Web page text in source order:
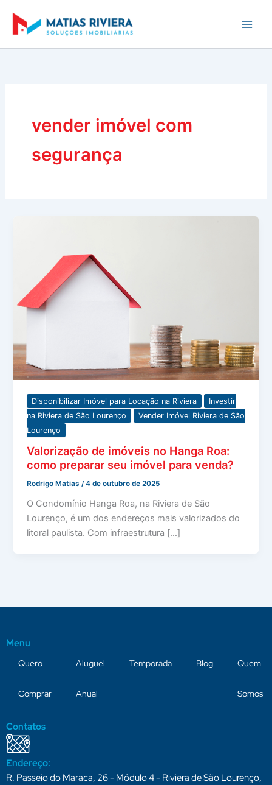
conteúdo
vender imóvel com
segurança
Disponibilizar Imóvel para Locação na Riviera
Investir
na Riviera de São Lourenço
Vender Imóvel Riviera de São
Lourenço
Valorização de imóveis no Hanga Roa:
como preparar seu imóvel para venda?
Rodrigo Matias/4 de outubro de 2025
O Condomínio Hanga Roa, na Riviera de São
Lourenço, é um dos endereços mais valorizados do
litoral paulista. Com infraestrutura […]
Menu
Quero
Comprar
Aluguel
Anual
Temporada Blog Quem
Somos
Contatos
Endereço:
R. Passeio do Maraca, 26 - Módulo 4 - Riviera de São Lourenço,